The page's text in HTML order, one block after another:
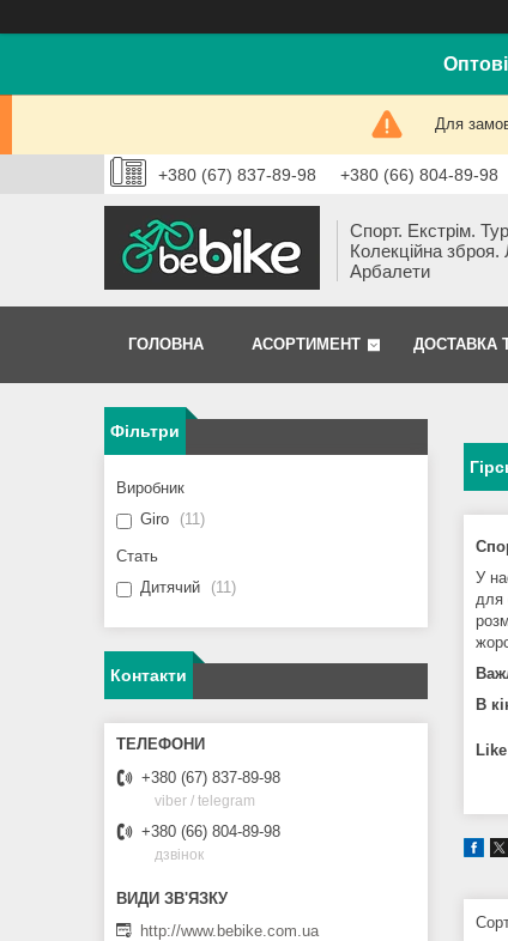
Для
+380 (67) 837-89-98 +380 (66) 804-89-98
Спорт. Екстрім.
Колекційна зброя.
Арбалети
ГОЛОВНА АСОРТИМЕНТ ДОСТАВКА
У
для
В
Like
Фільтри
Виробник
Giro
11
Стать
Дитячий
11
Контакти
+380 (67) 837-89-98
viber / telegram
+380 (66) 804-89-98
дзвінок
http://www.bebike.com.ua